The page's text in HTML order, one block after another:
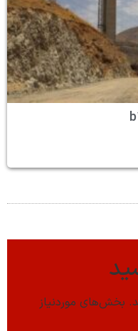
بخش‌های موردنیاز